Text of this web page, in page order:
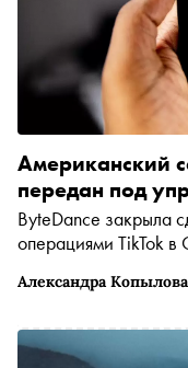
Александра Копылова
Американский
передан под
ByteDance закрыла
операциями TikTok